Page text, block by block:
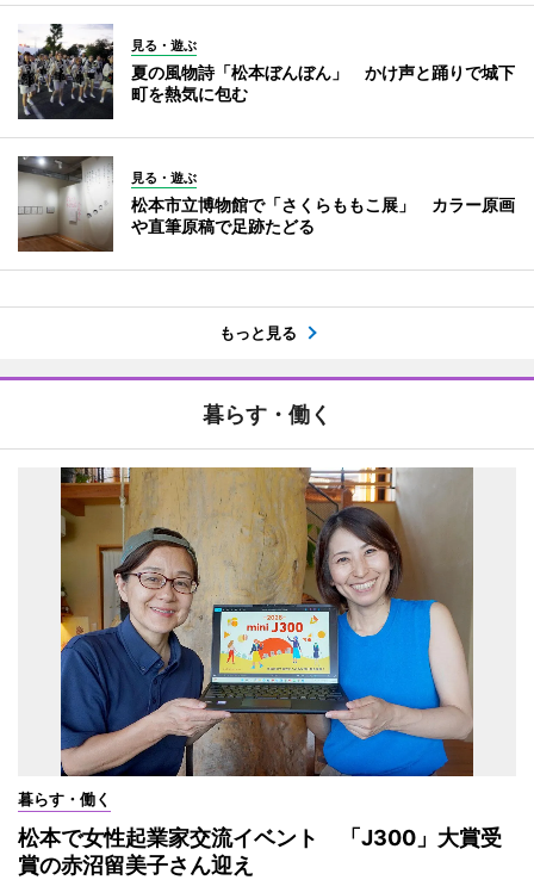
見る・遊ぶ
夏の風物詩「松本ぼんぼん」 かけ声と踊りで城下
町を熱気に包む
見る・遊ぶ
松本市立博物館で「さくらももこ展」 カラー原画
や直筆原稿で足跡たどる
もっと見る
暮らす・働く
暮らす・働く
松本で女性起業家交流イベント 「J300」大賞受
賞の赤沼留美子さん迎え